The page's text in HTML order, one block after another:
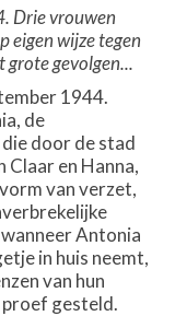
Drie vrouwen
eigen wijze tegen
grote gevolgen...
1944.
de
door de stad
Claar en Hanna,
van verzet,
Antonia
in huis neemt,
van hun
gesteld.